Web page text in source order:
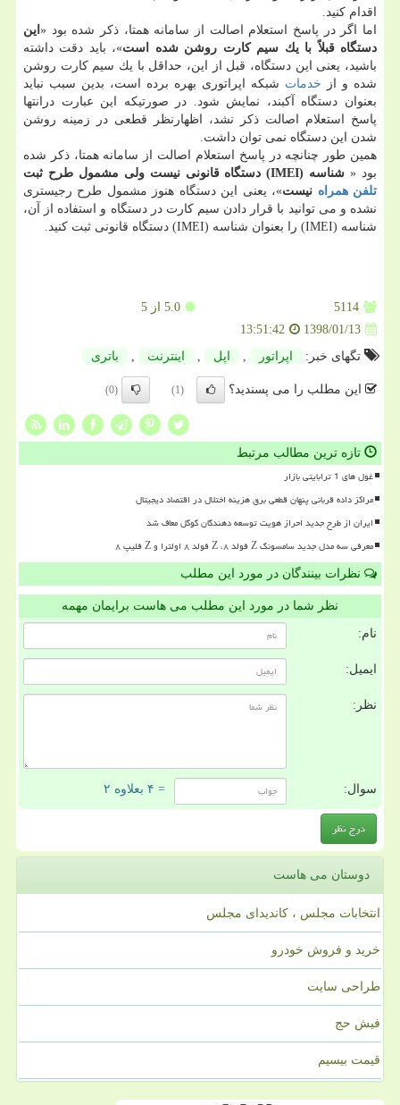
اقدام كنید.
اما اگر در پاسخ استعلام اصالت از سامانه همتا، ذكر شده بود « این
دستگاه قبلاً با یك سیم كارت روشن شده است»، باید دقت داشته
باشید، یعنی این دستگاه، قبل از این، حداقل با یك سیم كارت روشن
شده و از خدمات شبكه اپراتوری بهره برده است، بدین سبب نباید
بعنوان دستگاه آكبند، نمایش شود. در صورتیكه این عبارت درانتها
پاسخ استعلام اصالت ذكر نشد، اظهارنظر قطعی در زمینه روشن
شدن این دستگاه نمی توان داشت.
همین طور چنانچه در پاسخ استعلام اصالت از سامانه همتا، ذكر شده
بود «شناسه (IMEI) دستگاه قانونی نیست ولی مشمول طرح ثبت
تلفن همراه نیست»، یعنی این دستگاه هنوز مشمول طرح رجیستری
نشده و می توانید با قرار دادن سیم كارت در دستگاه و استفاده از آن،
شناسه (IMEI) را بعنوان شناسه (IMEI) دستگاه قانونی ثبت كنید.
5114
5.0 از 5
1398/01/13
13:51:42
تگهای خبر:
اپراتور , اپل , اینترنت , باتری
این مطلب را می پسندید؟ (1)
(0)
تازه ترین مطالب مرتبط
غول های 1 ترابایتی بازار
مراکز داده قربانی پنهان قطعی برق هزینه اختلال در اقتصاد دیجیتال
ایران از طرح جدید احراز هویت توسعه دهندگان گوگل معاف شد
معرفی سه مدل جدید سامسونگ Z فولد ۸، Z فولد ۸ اولترا و Z فلیپ ۸
نظرات بینندگان در مورد این مطلب
نظر شما در مورد این مطلب می هاست برایمان مهمه
نام:
ایمیل:
نظر:
سوال: = ۴ بعلاوه ۲
دوستان می هاست
انتخابات مجلس ، کاندیدای مجلس
خرید و فروش خودرو
طراحی سایت
فیش حج
قیمت بیسیم